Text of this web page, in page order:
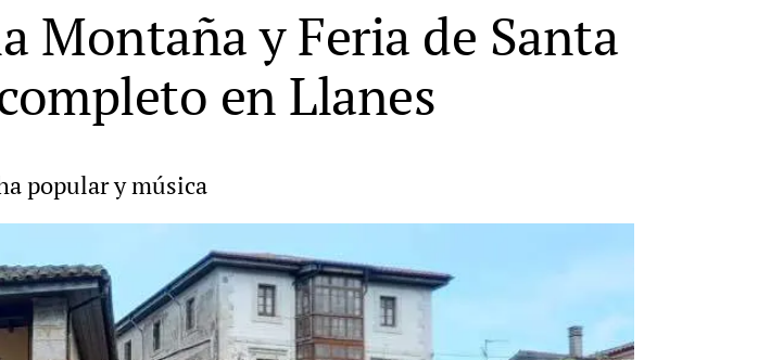
Montaña y Feria de Santa
en Llanes
popular y música